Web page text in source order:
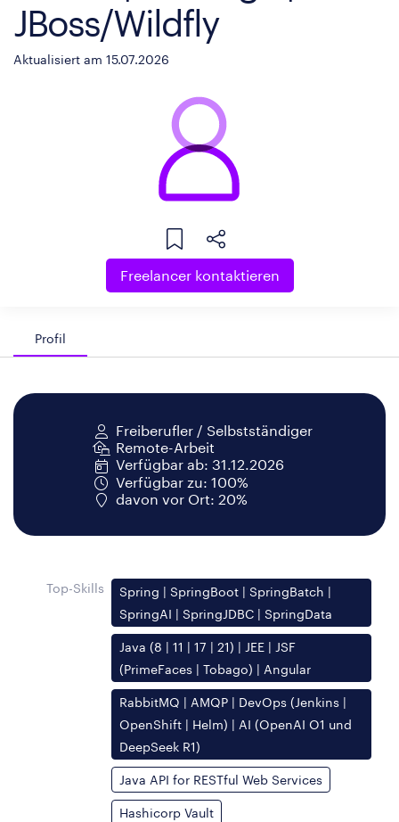
JBoss/Wildfly
Aktualisiert am 15.07.2026
Freelancer kontaktieren
Profil
Freiberufler / Selbstständiger
Remote-Arbeit
Verfügbar ab: 31.12.2026
Verfügbar zu: 100%
davon vor Ort: 20%
Top-Skills
Spring | SpringBoot | SpringBatch |
SpringAI | SpringJDBC | SpringData
Java (8 | 11 | 17 | 21) | JEE | JSF
(PrimeFaces | Tobago) | Angular
RabbitMQ | AMQP | DevOps (Jenkins |
OpenShift | Helm) | AI (OpenAI O1 und
DeepSeek R1)
Java API for RESTful Web Services
Hashicorp Vault